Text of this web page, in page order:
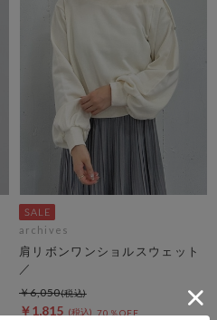
archives
肩リボンワンショルスウェット
／
￥1,815 70％OFF
￥6,050